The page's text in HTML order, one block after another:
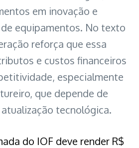
em inovação e
equipamentos. No texto
reforça que essa
e custos financeiros
especialmente
que depende de
tecnológica.
do IOF deve render R$